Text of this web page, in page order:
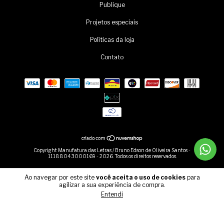
Ao navegar por este site você aceita o uso de cookiespara
agilizar a sua experiência de compra.
Entendi
Publique
Projetos especiais
Políticas da loja
Contato
Copyright Manufatura das Letras / Bruno Edson de Oliveira Santos -
11188043000169 - 2026. Todos os direitos reservados.